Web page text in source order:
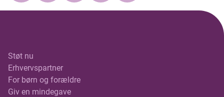
Støt nu
Erhvervspartner
For børn og forældre
Giv en mindegave